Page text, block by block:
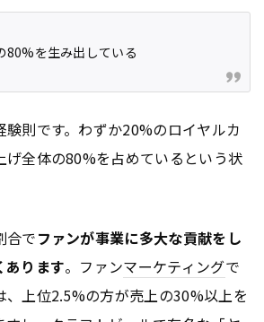
80%を生み出している
験則です。わずか20%のロイヤルカ
げ全体の80%を占めているという状
合でファンが事業に多大な貢献をし
あります。ファンマーケティングで
、上位2.5%の方が売上の30%以上を